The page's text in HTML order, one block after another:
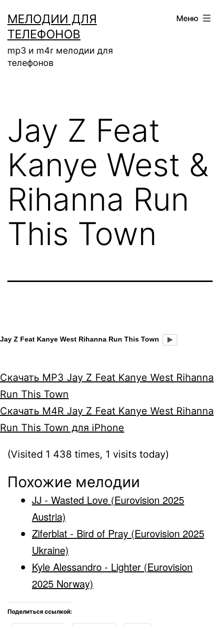
содержимому
МЕЛОДИИ ДЛЯ
ТЕЛЕФОНОВ
mp3 и m4r мелодии для
телефонов
Меню
Jay Z Feat
Kanye West &
Rihanna Run
This Town
Jay Z Feat Kanye West Rihanna Run This Town
Скачать MP3 Jay Z Feat Kanye West Rihanna
Run This Town
Скачать M4R Jay Z Feat Kanye West Rihanna
Run This Town для iPhone
(Visited 1 438 times, 1 visits today)
Похожие мелодии
JJ - Wasted Love (Eurovision 2025
Austria)
Ziferblat - Bird of Pray (Eurovision 2025
Ukraine)
Kyle Alessandro - Lighter (Eurovision
2025 Norway)
Поделиться ссылкой: